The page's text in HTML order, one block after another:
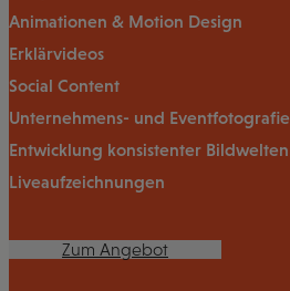
Animationen & Motion Design
Erklärvideos
Social Content
Unternehmens- und Eventfotografie
Entwicklung konsistenter Bildwelten
Liveaufzeichnungen
Zum Angebot